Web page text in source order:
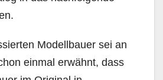
Modellbauer sei an
einmal erwähnt, dass